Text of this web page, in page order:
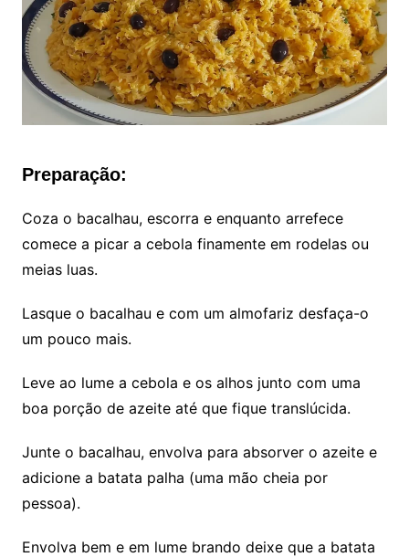
Preparação:
Coza o bacalhau, escorra e enquanto arrefece
comece a picar a cebola finamente em rodelas ou
meias luas.
Lasque o bacalhau e com um almofariz desfaça-o
um pouco mais.
Leve ao lume a cebola e os alhos junto com uma
boa porção de azeite até que fique translúcida.
Junte o bacalhau, envolva para absorver o azeite e
adicione a batata palha (uma mão cheia por
pessoa).
Envolva bem e em lume brando deixe que a batata